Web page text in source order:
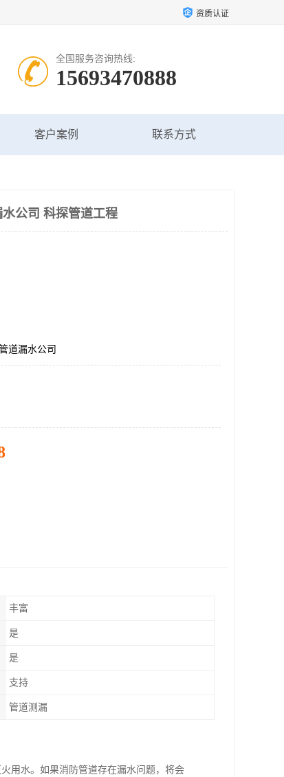
资质认证
全国服务咨询热线:
15693470888
客户案例 联系方式
公司 科探管道工程
道漏水公司
丰富
是
是
支持
管道测漏
用水。如果消防管道存在漏水问题，将会